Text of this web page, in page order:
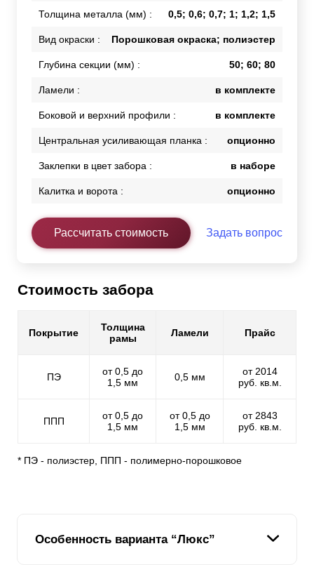
Толщина металла (мм) : 0,5; 0,6; 0,7; 1; 1,2; 1,5
Вид окраски : Порошковая окраска; полиэстер
Глубина секции (мм) : 50; 60; 80
Ламели : в комплекте
Боковой и верхний профили : в комплекте
Центральная усиливающая планка : опционно
Заклепки в цвет забора : в наборе
Калитка и ворота : опционно
Рассчитать стоимость Задать вопрос
Стоимость забора
Покрытие
Толщина
рамы
Ламели Прайс
ПЭ
от 0,5 до
1,5 мм
0,5 мм
от 2014
руб. кв.м.
ППП
от 0,5 до
1,5 мм
от 0,5 до
1,5 мм
от 2843
руб. кв.м.
* ПЭ - полиэстер, ППП - полимерно-порошковое
Особенность варианта “Люкс”